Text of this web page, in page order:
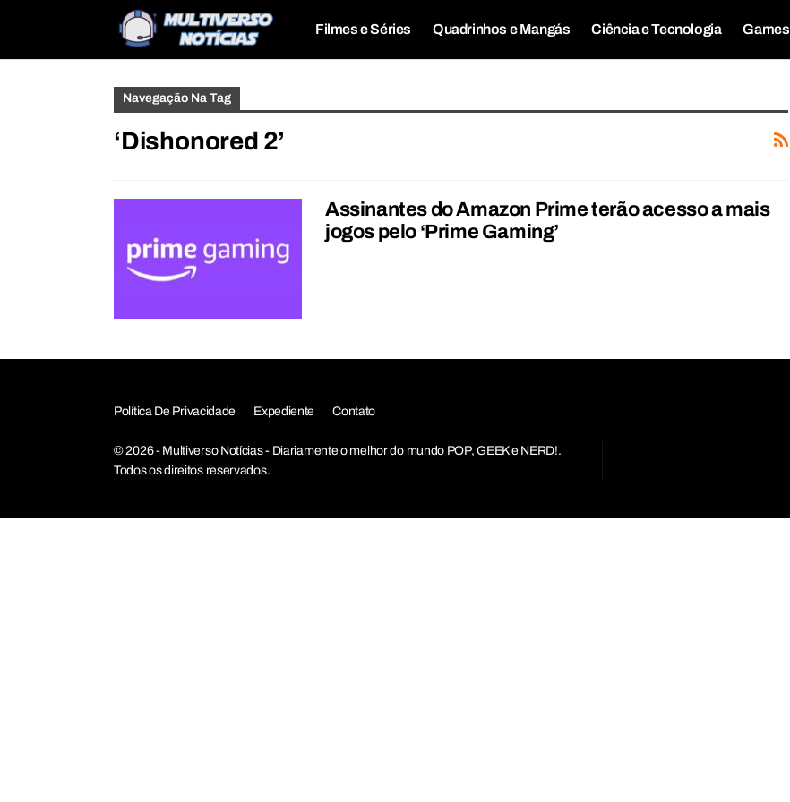
Filmes e Séries Quadrinhos e Mangás Ciência e Tecnologia Games
Navegação Na Tag
‘Dishonored 2’
Assinantes do Amazon Prime terão acesso a mais
jogos pelo ‘Prime Gaming’
Política De Privacidade Expediente Contato
© 2026 - Multiverso Notícias - Diariamente o melhor do mundo POP, GEEK e NERD!.
Todos os direitos reservados.